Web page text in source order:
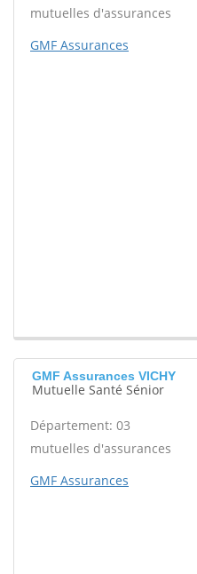
mutuelles d'assurances
GMF Assurances
GMF Assurances VICHY
Mutuelle Santé Sénior
Département: 03
mutuelles d'assurances
GMF Assurances